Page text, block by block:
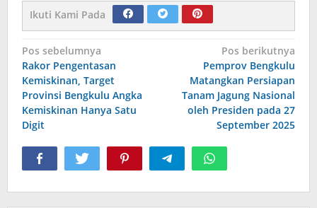
Ikuti Kami Pada
Navigasi
pos
Pos sebelumnya
Rakor Pengentasan
Kemiskinan, Target
Provinsi Bengkulu Angka
Kemiskinan Hanya Satu
Digit
Pos berikutnya
Pemprov Bengkulu
Matangkan Persiapan
Tanam Jagung Nasional
oleh Presiden pada 27
September 2025